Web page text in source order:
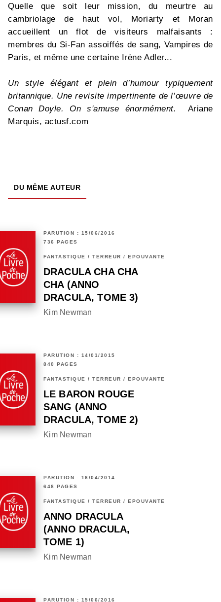
Quelle que soit leur mission, du meurtre au
cambriolage de haut vol, Moriarty et Moran
accueillent un flot de visiteurs malfaisants :
membres du Si-Fan assoiffés de sang, Vampires de
Paris, et même une certaine Irène Adler...
Un style élégant et plein d’humour typiquement
britannique. Une revisite impertinente de l’œuvre de
Conan Doyle. On s'amuse énormément. Ariane
Marquis, actusf.com
DU MÊME AUTEUR
PARUTION : 15/06/2016
736 PAGES
FANTASTIQUE / TERREUR / EPOUVANTE
DRACULA CHA CHA
CHA (ANNO
DRACULA, TOME 3)
Kim Newman
PARUTION : 14/01/2015
840 PAGES
FANTASTIQUE / TERREUR / EPOUVANTE
LE BARON ROUGE
SANG (ANNO
DRACULA, TOME 2)
Kim Newman
PARUTION : 16/04/2014
648 PAGES
FANTASTIQUE / TERREUR / EPOUVANTE
ANNO DRACULA
(ANNO DRACULA,
TOME 1)
Kim Newman
PARUTION : 15/06/2016